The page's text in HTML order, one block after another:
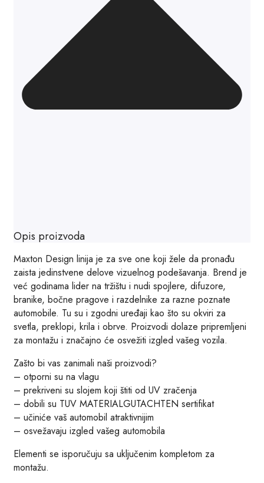
Opis proizvoda
Maxton Design linija je za sve one koji žele da pronađu
zaista jedinstvene delove vizuelnog podešavanja. Brend je
već godinama lider na tržištu i nudi spojlere, difuzore,
branike, bočne pragove i razdelnike za razne poznate
automobile. Tu su i zgodni uređaji kao što su okviri za
svetla, preklopi, krila i obrve. Proizvodi dolaze pripremljeni
za montažu i značajno će osvežiti izgled vašeg vozila.
Zašto bi vas zanimali naši proizvodi?
– otporni su na vlagu
– prekriveni su slojem koji štiti od UV zračenja
– dobili su TUV MATERIALGUTACHTEN sertifikat
– učiniće vaš automobil atraktivnijim
– osvežavaju izgled vašeg automobila
Elementi se isporučuju sa uključenim kompletom za
montažu.